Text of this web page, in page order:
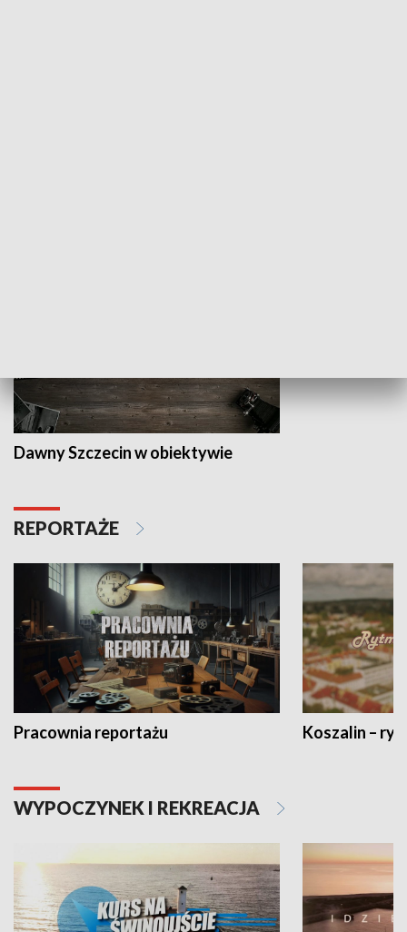
Dawny Szczecin w obiektywie
REPORTAŻE
Pracownia reportażu Koszalin –
WYPOCZYNEK I REKREACJA